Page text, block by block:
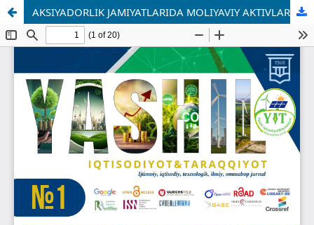
AKSIYADORLIK JAMIYATLARIDA MOLIYAVIY AKTIVLAR PORTFELLARINI RISK–DAROMAD DILEMMASI ASOSIDA OPTIMALLASHTIRISH (G. MARKOVIS VA J. TOBINNING PORTFEL NAZARIYASI ASOSIDA).